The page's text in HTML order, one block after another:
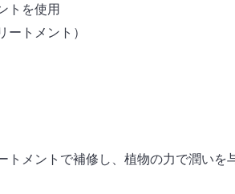
トを使用
ートメント）
メントで補修し、植物の力で潤いを